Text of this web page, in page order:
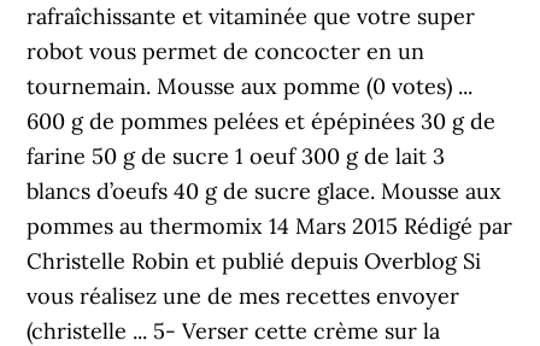
rafraîchissante et vitaminée que votre super
robot vous permet de concocter en un
tournemain. Mousse aux pomme (0 votes) ...
600 g de pommes pelées et épépinées 30 g de
farine 50 g de sucre 1 oeuf 300 g de lait 3
blancs d’oeufs 40 g de sucre glace. Mousse aux
pommes au thermomix 14 Mars 2015 Rédigé par
Christelle Robin et publié depuis Overblog Si
vous réalisez une de mes recettes envoyer
(christelle ... 5- Verser cette crème sur la